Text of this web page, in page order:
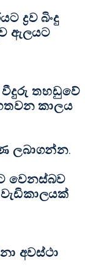
ද්‍රව බිංදු
ඇලයට
වීදුරු තහඩුවේ
කාලය
ලබාගන්න.
වෙනස්බව
වැඩිකාලයක්
අවස්ථා